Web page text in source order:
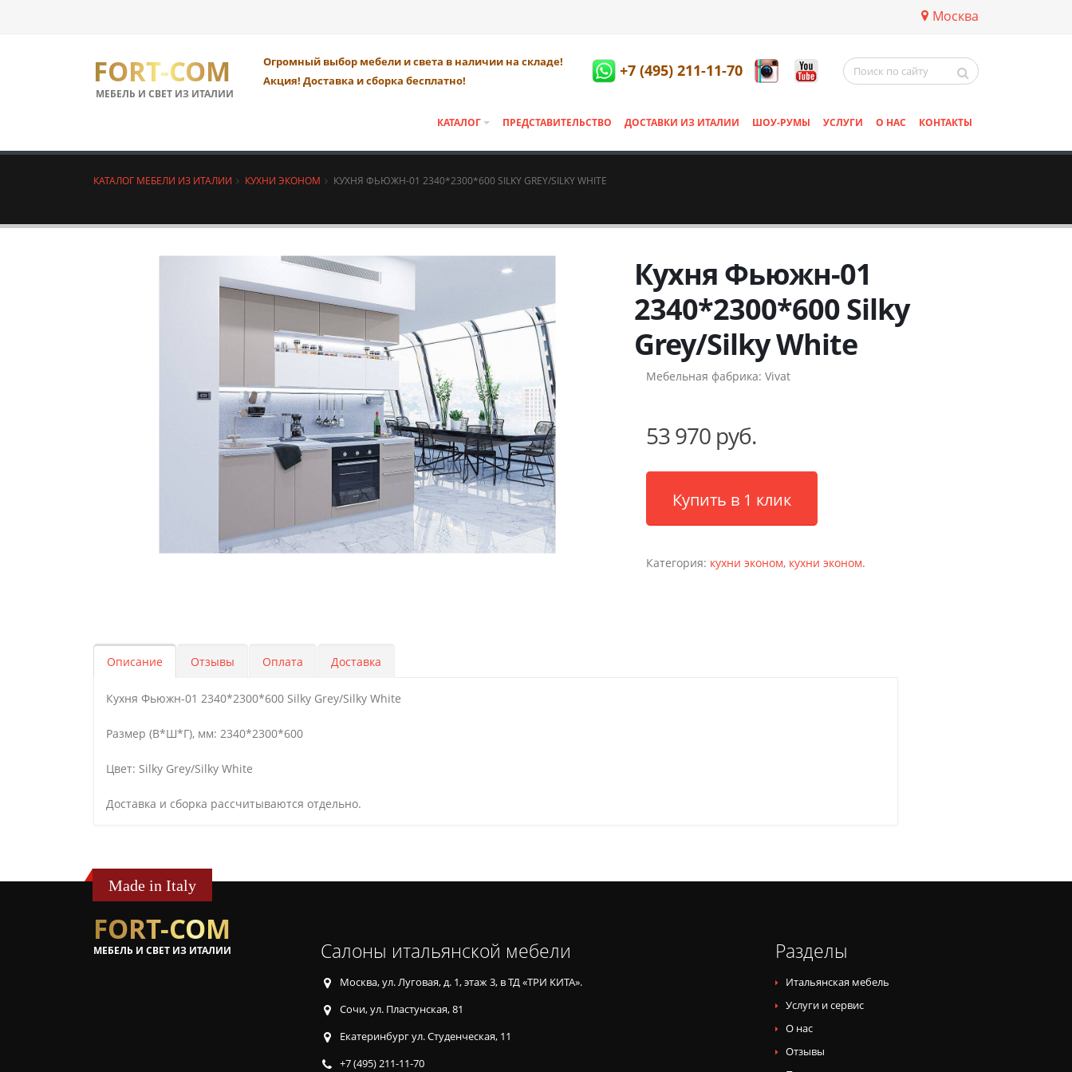
Москва
FORT-COM
МЕБЕЛЬ И СВЕТ ИЗ ИТАЛИИ
Огромный выбор мебели и света в наличии на складе!
Акция! Доставка и сборка бесплатно!
+7 (495) 211-11-70
КАТАЛОГ ПРЕДСТАВИТЕЛЬСТВО ДОСТАВКИ ИЗ ИТАЛИИ ШОУ-РУМЫ УСЛУГИ О НАС КОНТАКТЫ
КАТАЛОГ МЕБЕЛИ ИЗ ИТАЛИИ КУХНИ ЭКОНОМ КУХНЯ ФЬЮЖН-01 2340*2300*600 SILKY GREY/SILKY WHITE
Кухня Фьюжн-01
2340*2300*600 Silky
Grey/Silky White
Мебельная фабрика: Vivat
53 970 руб.
Купить в 1 клик
Категория: кухни эконом, кухни эконом.
Описание Отзывы Оплата Доставка
Кухня Фьюжн-01 2340*2300*600 Silky Grey/Silky White
Размер (В*Ш*Г), мм: 2340*2300*600
Цвет: Silky Grey/Silky White
Доставка и сборка рассчитываются отдельно.
Made in Italy
FORT-COM
МЕБЕЛЬ И СВЕТ ИЗ ИТАЛИИ Салоны итальянской мебели
Москва, ул. Луговая, д. 1, этаж 3, в ТД «ТРИ КИТА».
Сочи, ул. Пластунская, 81
Екатеринбург ул. Студенческая, 11
+7 (495) 211-11-70
Разделы
Итальянская мебель
Услуги и сервис
О нас
Отзывы